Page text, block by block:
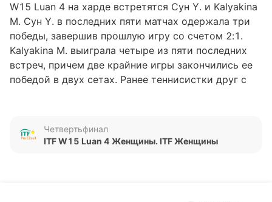
W15 Luan 4 на харде встретятся Сун Y. и Kalyakina
М. Сун Y. в последних пяти матчах одержала три
победы, завершив прошлую игру со счетом 2:1.
Kalyakina М. выиграла четыре из пяти последних
встреч, причем две крайние игры закончились ее
победой в двух сетах. Ранее теннисистки друг с
Обновлено:Четвертьфинал
ITF W15 Luan 4 Женщины. ITF Женщины